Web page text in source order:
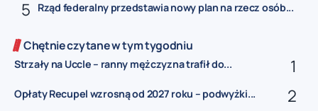
Rząd federalny przedstawia nowy plan na rzecz osób...
Chętnie czytane w tym tygodniu
Strzały na Uccle – ranny mężczyzna trafił do...
Opłaty Recupel wzrosną od 2027 roku – podwyżki...